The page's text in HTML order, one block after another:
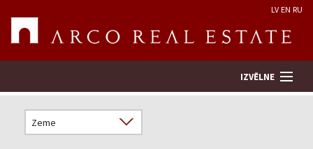
LV EN RU
IZVĒLNE